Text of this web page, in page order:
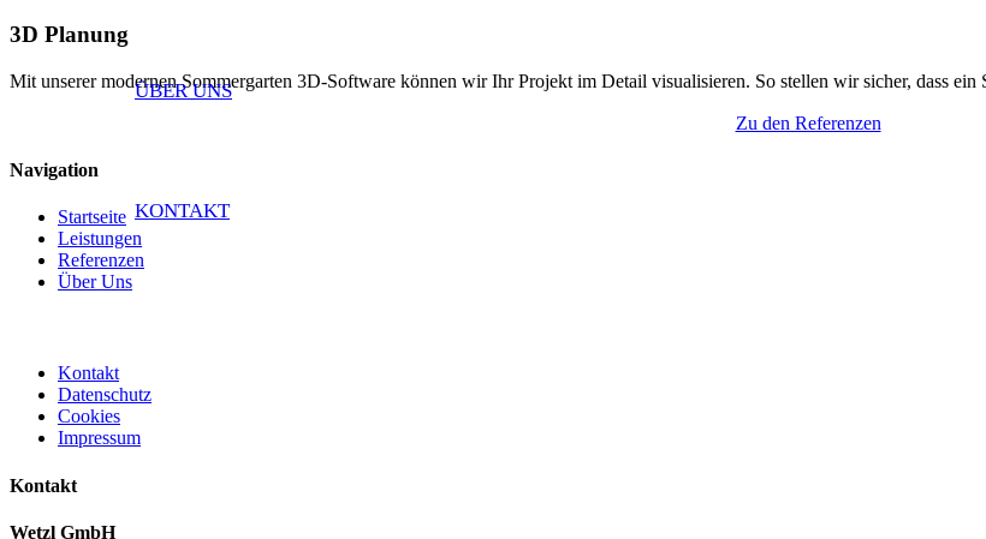
ÜBER UNS
KONTAKT
3D Planung
Mit unserer modernen Sommergarten 3D-Software können wir Ihr Projekt im Detail visualisieren. So stellen wir sicher, dass
Zu den Referenzen
Navigation
Startseite
Leistungen
Referenzen
Über Uns
Kontakt
Datenschutz
Cookies
Impressum
Kontakt
Wetzl GmbH